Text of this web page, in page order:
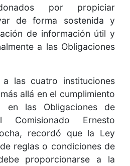
por propiciar
de forma sostenida y
de información útil y
a las Obligaciones
las cuatro instituciones
allá en el cumplimiento
en las Obligaciones de
Comisionado Ernesto
recordó que la Ley
reglas o condiciones de
proporcionarse a la